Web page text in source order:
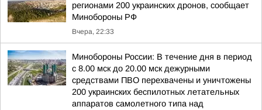
регионами 200 украинских дронов, сообщает
Минобороны РФ
Вчера, 22:33
Минобороны России: В течение дня в период
с 8.00 мск до 20.00 мск дежурными
средствами ПВО перехвачены и уничтожены
200 украинских беспилотных летательных
аппаратов самолетного типа над